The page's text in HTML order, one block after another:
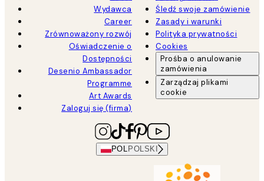
Wydawca
Career
Zrównoważony rozwój
Oświadczenie o
Dostępności
Desenio Ambassador
Programme
Art Awards
Zaloguj się (firma)
Śledź swoje zamówienie
Zasady i warunki
Polityka prywatności
Cookies
Prośba o anulowanie
zamówienia
Zarządzaj plikami
cookie
POL POLSKI